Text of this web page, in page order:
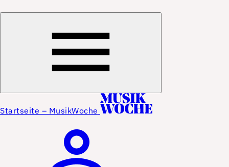
Startseite – MusikWoche